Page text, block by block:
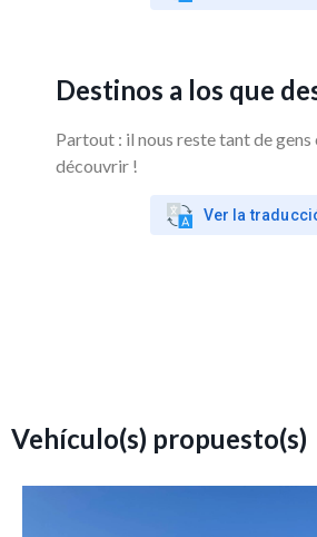
Destinos a los que
Partout : il nous reste tant de gens
découvrir !
Ver la
Vehículo(s) propuesto(s)